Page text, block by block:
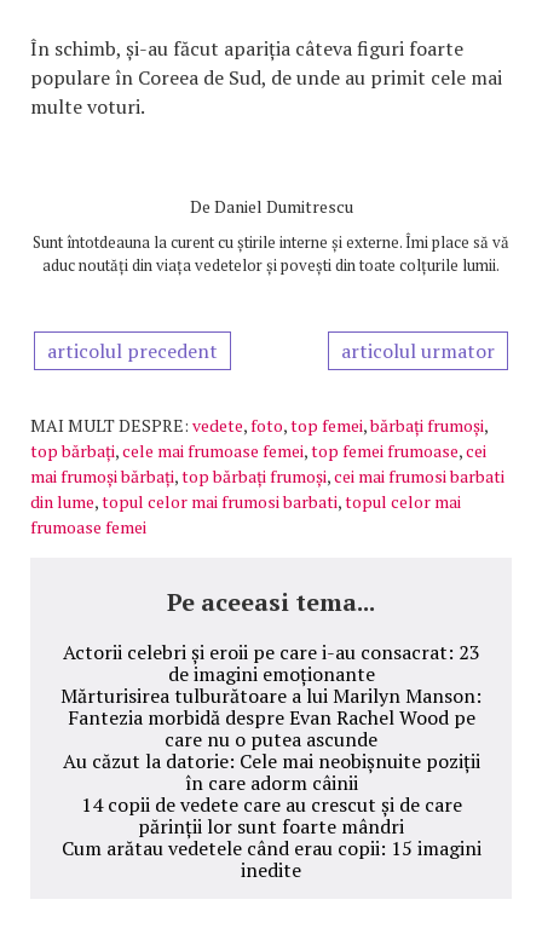
În schimb, și-au făcut apariția câteva figuri foarte
populare în Coreea de Sud, de unde au primit cele mai
multe voturi.
De Daniel Dumitrescu
Sunt întotdeauna la curent cu știrile interne și externe. Îmi place să vă
aduc noutăți din viața vedetelor și povești din toate colțurile lumii.
articolul precedent articolul urmator
MAI MULT DESPRE: vedete,foto,top femei,bărbați frumoși,
top bărbați,cele mai frumoase femei,top femei frumoase,cei
mai frumoși bărbați,top bărbați frumoși,cei mai frumosi barbati
din lume,topul celor mai frumosi barbati,topul celor mai
frumoase femei
Pe aceeasi tema...
Actorii celebri și eroii pe care i-au consacrat: 23
de imagini emoționante
Mărturisirea tulburătoare a lui Marilyn Manson:
Fantezia morbidă despre Evan Rachel Wood pe
care nu o putea ascunde
Au căzut la datorie: Cele mai neobișnuite poziții
în care adorm câinii
14 copii de vedete care au crescut și de care
părinții lor sunt foarte mândri
Cum arătau vedetele când erau copii: 15 imagini
inedite